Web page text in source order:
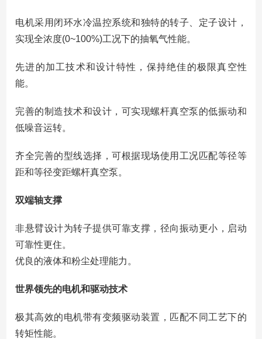
电机采用闭环水冷温控系统和独特的转子、定子设计，
实现全浓度(0~100%)工况下的抽氧气性能。
先进的加工技术和设计特性，保持绝佳的极限真空性
能。
完善的制造技术和设计，可实现螺杆真空泵的低振动和
低噪音运转。
齐全完善的型线选择，可根据现场使用工况匹配等径等
距和等径变距螺杆真空泵。
双端轴支撑
非悬臂设计为转子提供可靠支撑，径向振动更小，启动
可靠性更住。
优良的液体和粉尘处理能力。
世界领先的电机和驱动技术
极其高效的电机带有变频驱动装置，匹配不同工艺下的
转矩性能。